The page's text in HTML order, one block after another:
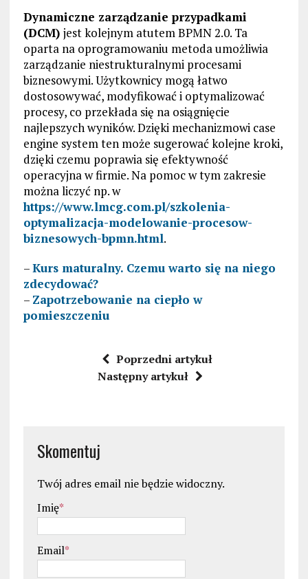
Dynamiczne zarządzanie przypadkami
(DCM) jest kolejnym atutem BPMN 2.0. Ta
oparta na oprogramowaniu metoda umożliwia
zarządzanie niestrukturalnymi procesami
biznesowymi. Użytkownicy mogą łatwo
dostosowywać, modyfikować i optymalizować
procesy, co przekłada się na osiągnięcie
najlepszych wyników. Dzięki mechanizmowi case
engine system ten może sugerować kolejne kroki,
dzięki czemu poprawia się efektywność
operacyjna w firmie. Na pomoc w tym zakresie
można liczyć np. w
https://www.lmcg.com.pl/szkolenia-
optymalizacja-modelowanie-procesow-
biznesowych-bpmn.html.
–Kurs maturalny. Czemu warto się na niego
zdecydować?
– Zapotrzebowanie na ciepło w
pomieszczeniu
Poprzedni artykuł
Następny artykuł
Skomentuj
Twój adres email nie będzie widoczny.
Imię*
Email*